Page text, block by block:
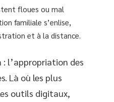
floues ou mal
familiale s’enlise,
et à la distance.
l’appropriation des
Là où les plus
outils digitaux,